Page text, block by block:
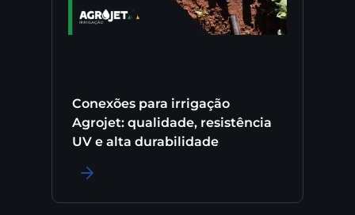
Conexões para irrigação
Agrojet: qualidade, resistência
UV e alta durabilidade